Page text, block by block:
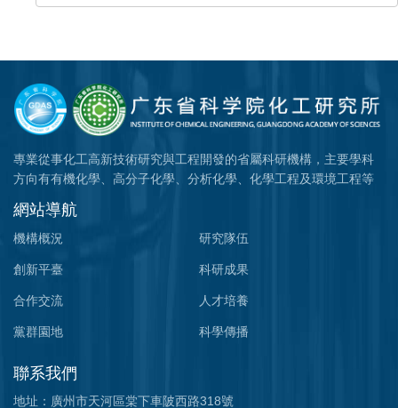
專業從事化工高新技術研究與工程開發的省屬科研機構，主要學科
方向有有機化學、高分子化學、分析化學、化學工程及環境工程等
網站導航
機構概況 研究隊伍
創新平臺 科研成果
合作交流 人才培養
黨群園地 科學傳播
聯系我們
地址：廣州市天河區棠下車陂西路318號